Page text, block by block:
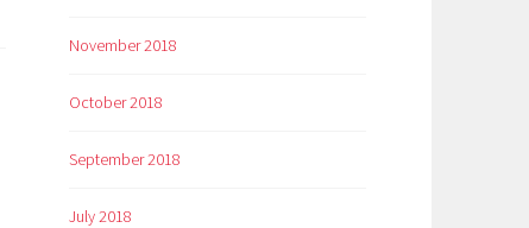
November 2018
October 2018
September 2018
July 2018